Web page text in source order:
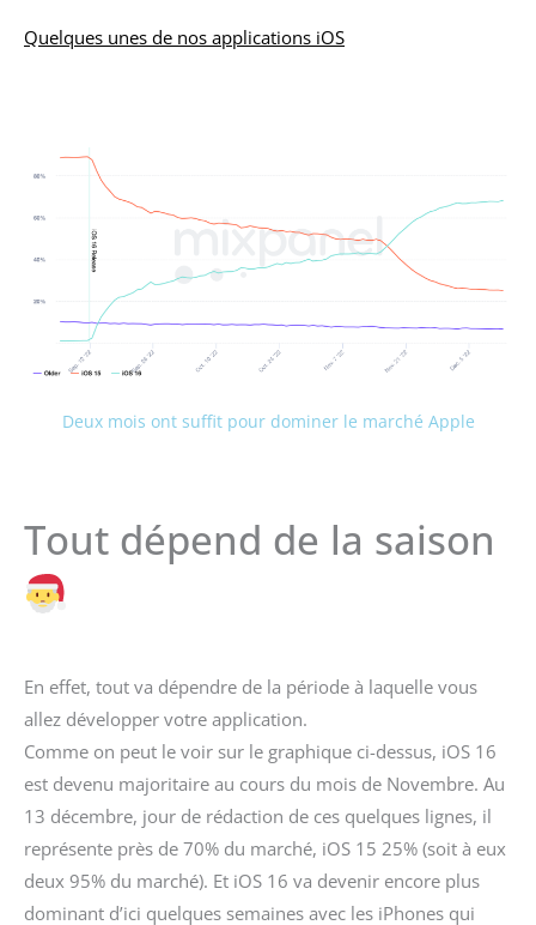
Quelques unes de nos applications iOS
Deux mois ont suffit pour dominer le marché Apple
Tout dépend de la saison
En effet, tout va dépendre de la période à laquelle vous
allez développer votre application.
Comme on peut le voir sur le graphique ci-dessus, iOS 16
est devenu majoritaire au cours du mois de Novembre. Au
13 décembre, jour de rédaction de ces quelques lignes, il
représente près de 70% du marché, iOS 15 25% (soit à eux
deux 95% du marché). Et iOS 16 va devenir encore plus
dominant d’ici quelques semaines avec les iPhones qui